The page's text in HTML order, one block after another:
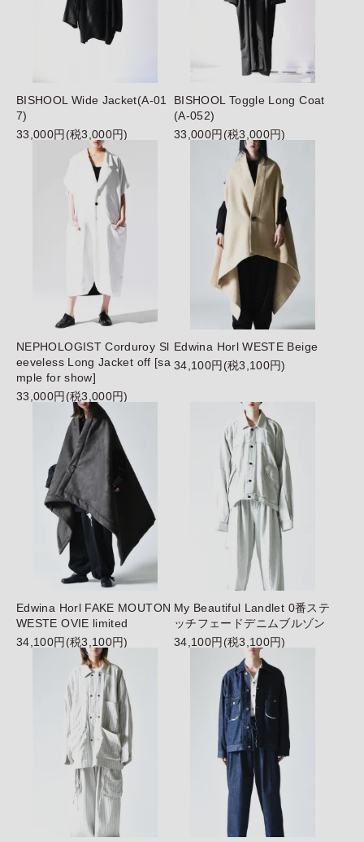
BISHOOL Wide Jacket(A-01
7)
33,000円(税3,000円)
BISHOOL Toggle Long Coat
(A-052)
33,000円(税3,000円)
NEPHOLOGIST Corduroy Sl
eeveless Long Jacket off [sa
mple for show]
33,000円(税3,000円)
Edwina Horl WESTE Beige
34,100円(税3,100円)
Edwina Horl FAKE MOUTON
WESTE OVIE limited
34,100円(税3,100円)
My Beautiful Landlet 0番ステ
ッチフェードデニムブルゾン
34,100円(税3,100円)